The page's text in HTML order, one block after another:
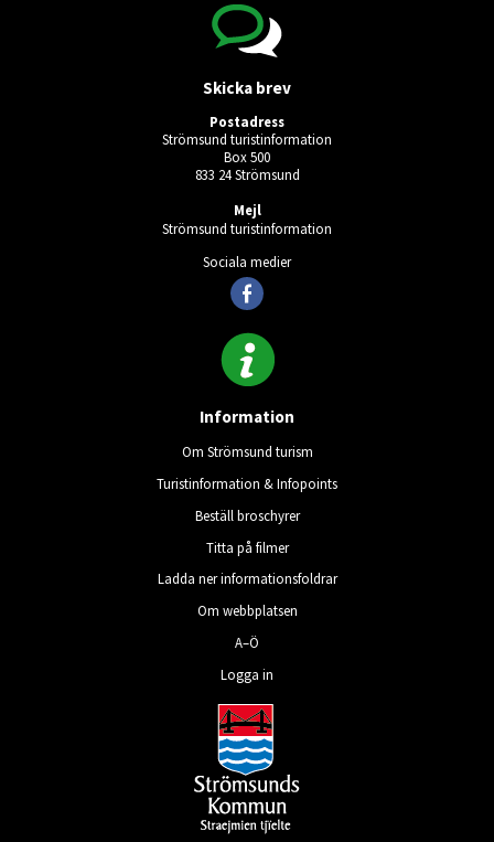
Skicka brev
Postadress
Strömsund turistinformation
Box 500
833 24 Strömsund
Mejl
Strömsund turistinformation
Sociala medier
Information
Om Strömsund turism
Turistinformation & Infopoints
Beställ broschyrer
Titta på filmer
Ladda ner informationsfoldrar
Om webbplatsen
A–Ö
Logga in